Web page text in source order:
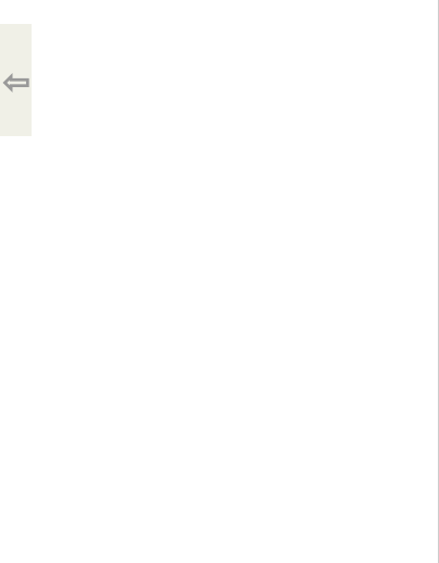
⇦